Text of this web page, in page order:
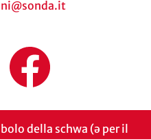
della schwa (ə per il